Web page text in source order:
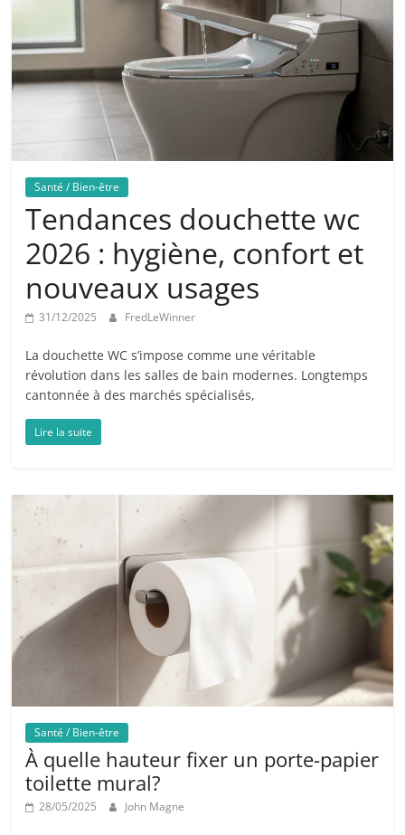
Santé / Bien-être
Tendances douchette wc
2026 : hygiène, confort et
nouveaux usages
31/12/2025 FredLeWinner
La douchette WC s’impose comme une véritable
révolution dans les salles de bain modernes. Longtemps
cantonnée à des marchés spécialisés,
Lire la suite
Santé / Bien-être
À quelle hauteur fixer un porte-papier
toilette mural?
28/05/2025 John Magne